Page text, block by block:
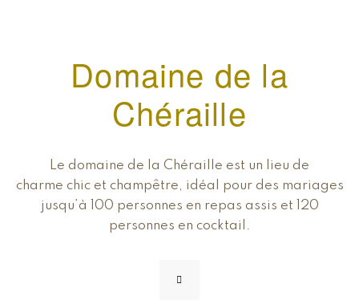
Domaine de la
Chéraille
Le domaine de la Chéraille est un lieu de
charme chic et champêtre, idéal pour des mariages
jusqu’à 100 personnes en repas assis et 120
personnes en cocktail.